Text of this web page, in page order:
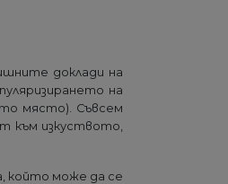
доклади на
на
то място). Съвсем
към изкуството,
който може да се